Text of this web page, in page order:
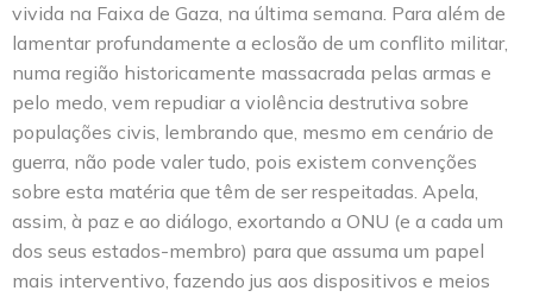
vivida na Faixa de Gaza, na última semana. Para além de
lamentar profundamente a eclosão de um conflito militar,
numa região historicamente massacrada pelas armas e
pelo medo, vem repudiar a violência destrutiva sobre
populações civis, lembrando que, mesmo em cenário de
guerra, não pode valer tudo, pois existem convenções
sobre esta matéria que têm de ser respeitadas. Apela,
assim, à paz e ao diálogo, exortando a ONU (e a cada um
dos seus estados-membro) para que assuma um papel
mais interventivo, fazendo jus aos dispositivos e meios